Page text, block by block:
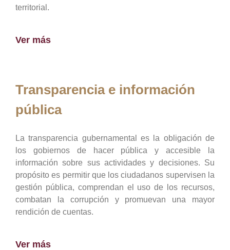
territorial.
Ver más
Transparencia e información
pública
La transparencia gubernamental es la obligación de
los gobiernos de hacer pública y accesible la
información sobre sus actividades y decisiones. Su
propósito es permitir que los ciudadanos supervisen la
gestión pública, comprendan el uso de los recursos,
combatan la corrupción y promuevan una mayor
rendición de cuentas.
Ver más